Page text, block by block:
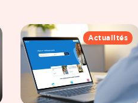
Actualités